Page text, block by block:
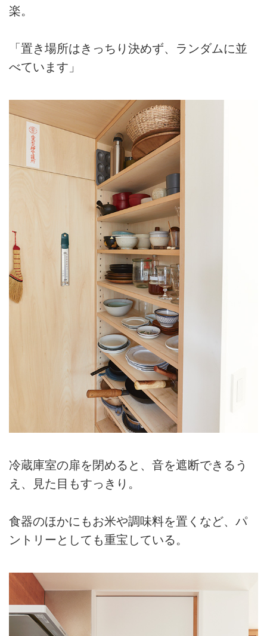
楽。
「置き場所はきっちり決めず、ランダムに並
べています」
冷蔵庫室の扉を閉めると、音を遮断できるう
え、見た目もすっきり。
食器のほかにもお米や調味料を置くなど、パ
ントリーとしても重宝している。